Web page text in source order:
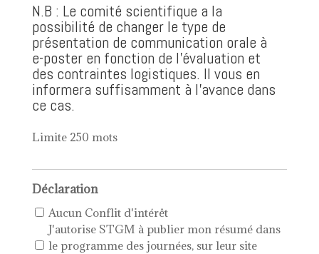
N.B : Le comité scientifique a la
possibilité de changer le type de
présentation de communication orale à
e-poster en fonction de l’évaluation et
des contraintes logistiques. Il vous en
informera suffisamment à l’avance dans
ce cas.
Limite 250 mots
Déclaration
Aucun Conflit d'intérêt
J'autorise STGM à publier mon résumé dans
le programme des journées, sur leur site